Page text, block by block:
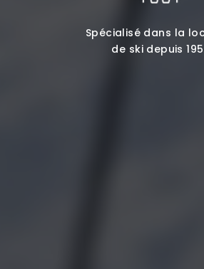
Spécialisé dans la
de ski depuis